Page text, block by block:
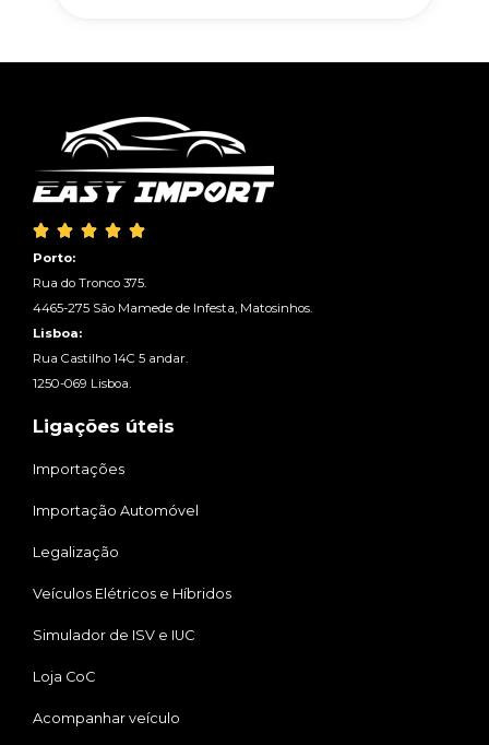
    
Porto:
Rua do Tronco 375.
4465-275 São Mamede de Infesta, Matosinhos.
Lisboa:
Rua Castilho 14C 5 andar.
1250-069 Lisboa.
Ligações úteis
Importações
Importação Automóvel
Legalização
Veículos Elétricos e Híbridos
Simulador de ISV e IUC
Loja CoC
Acompanhar veículo